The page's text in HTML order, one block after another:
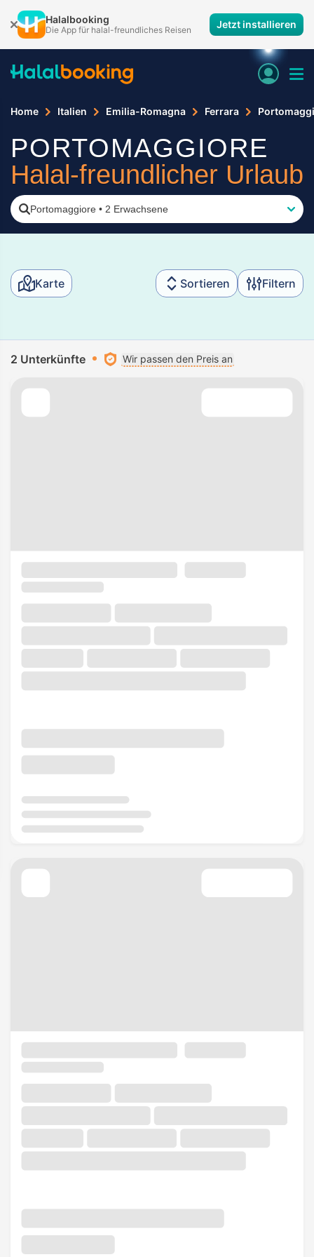
Halalbooking
Die App für halal-freundliches Reisen Jetzt installieren
Home Italien Emilia-Romagna Ferrara
PORTOMAGGIORE
Halal-freundlicher Urlaub
Portomaggiore • 2 Erwachsene
Karte Sortieren Filtern
2 Unterkünfte Wir passen den Preis an